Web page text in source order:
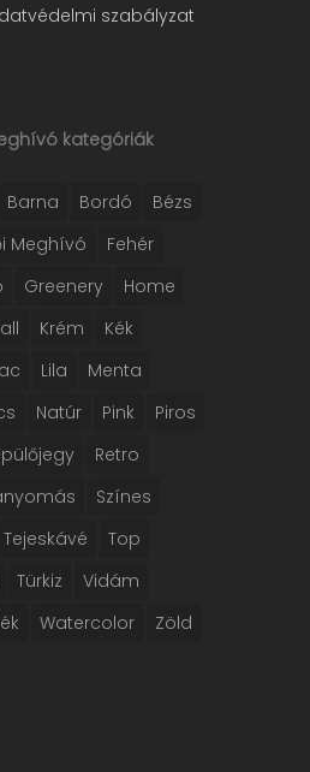
szabályzat
kategóriák
Barna Bordó
Bézs
Meghívó
Fehér
Greenery
Home
Krém
Kék
Lila
Menta
Natúr Pink
Piros
Retro
Színes
Tejeskávé
Top
Türkiz
Vidám
Watercolor
Zöld